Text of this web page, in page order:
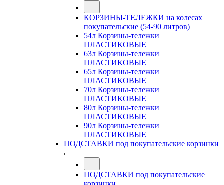
КОРЗИНЫ-ТЕЛЕЖКИ на колесах
покупательские (54-90 литров)
54л Корзины-тележки
ПЛАСТИКОВЫЕ
63л Корзины-тележки
ПЛАСТИКОВЫЕ
65л Корзины-тележки
ПЛАСТИКОВЫЕ
70л Корзины-тележки
ПЛАСТИКОВЫЕ
80л Корзины-тележки
ПЛАСТИКОВЫЕ
90л Корзины-тележки
ПЛАСТИКОВЫЕ
ПОДСТАВКИ под покупательские корзинки
ПОДСТАВКИ под покупательские